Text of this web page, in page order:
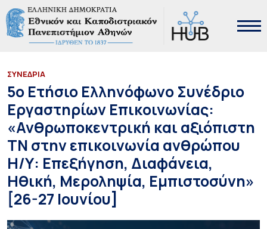
ΣΥΝΕΔΡΙΑ
5ο Ετήσιο Ελληνόφωνο Συνέδριο
Εργαστηρίων Επικοινωνίας:
«Ανθρωποκεντρική και αξιόπιστη
ΤΝ στην επικοινωνία ανθρώπου
Η/Υ: Επεξήγηση, Διαφάνεια,
Ηθική, Μεροληψία, Εμπιστοσύνη»
[26-27 Ιουνίου]